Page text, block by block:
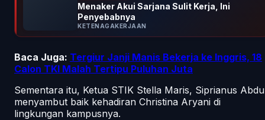
Menaker Akui Sarjana Sulit Kerja, Ini
Penyebabnya
KETENAGAKERJAAN
Baca Juga: Tergiur Janji Manis Bekerja ke Inggris, 18
Calon TKI Malah Tertipu Puluhan Juta
Sementara itu, Ketua STIK Stella Maris, Siprianus Abdu
menyambut baik kehadiran Christina Aryani di
lingkungan kampusnya.